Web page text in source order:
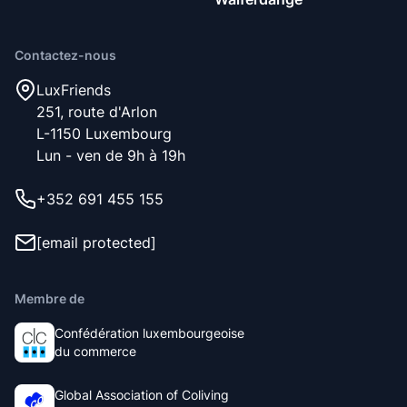
nous aurons une place de libre. Nous sélectionnons les
fondamentales de notre communauté, à savoir être
Contactez-nous
LuxFriends
251, route d'Arlon
L-1150 Luxembourg
Lun - ven de 9h à 19h
+352 691 455 155
[email protected]
Membre de
Confédération luxembourgeoise
du commerce
Global Association of Coliving